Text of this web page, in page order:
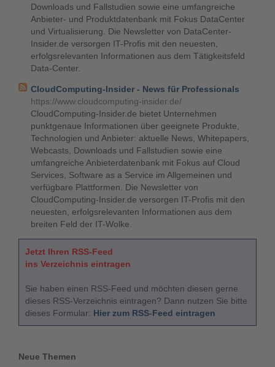
Downloads und Fallstudien sowie eine umfangreiche
Anbieter- und Produktdatenbank mit Fokus DataCenter
und Virtualisierung. Die Newsletter von DataCenter-
Insider.de versorgen IT-Profis mit den neuesten,
erfolgsrelevanten Informationen aus dem Tätigkeitsfeld
Data-Center.
CloudComputing-Insider - News für Professionals
https://www.cloudcomputing-insider.de/
CloudComputing-Insider.de bietet Unternehmen
punktgenaue Informationen über geeignete Produkte,
Technologien und Anbieter: aktuelle News, Whitepapers,
Webcasts, Downloads und Fallstudien sowie eine
umfangreiche Anbieterdatenbank mit Fokus auf Cloud
Services, Software as a Service im Allgemeinen und
verfügbare Plattformen. Die Newsletter von
CloudComputing-Insider.de versorgen IT-Profis mit den
neuesten, erfolgsrelevanten Informationen aus dem
breiten Feld der IT-Wolke.
Jetzt Ihren RSS-Feed
ins Verzeichnis eintragen
Sie haben einen RSS-Feed und möchten diesen gerne
dieses RSS-Verzeichnis eintragen? Dann nutzen Sie bitte
dieses Formular: Hier zum RSS-Feed eintragen
Neue Themen